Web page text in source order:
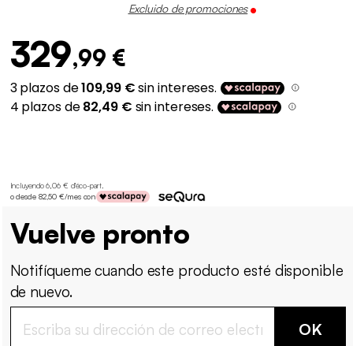
Excluido de promociones
329,99 €
Incluyendo 6,06 € d'éco-part.
o desde 82,50 €/mes con
Vuelve pronto
Notifíqueme cuando este producto esté disponible
de nuevo.
OK